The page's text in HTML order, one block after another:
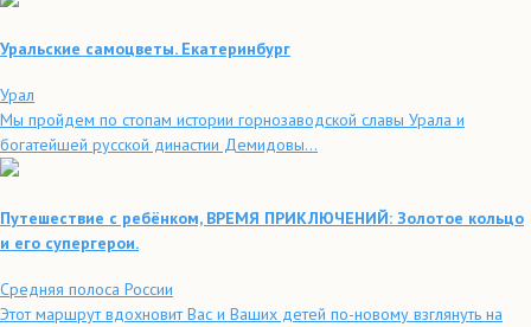
Уральские самоцветы. Екатеринбург
Урал
Мы пройдем по стопам истории горнозаводской славы Урала и
богатейшей русской династии Демидовы...
Путешествие с ребёнком, ВРЕМЯ ПРИКЛЮЧЕНИЙ: Золотое кольцо
и его супергерои.
Средняя полоса России
Этот маршрут вдохновит Вас и Ваших детей по-новому взглянуть на